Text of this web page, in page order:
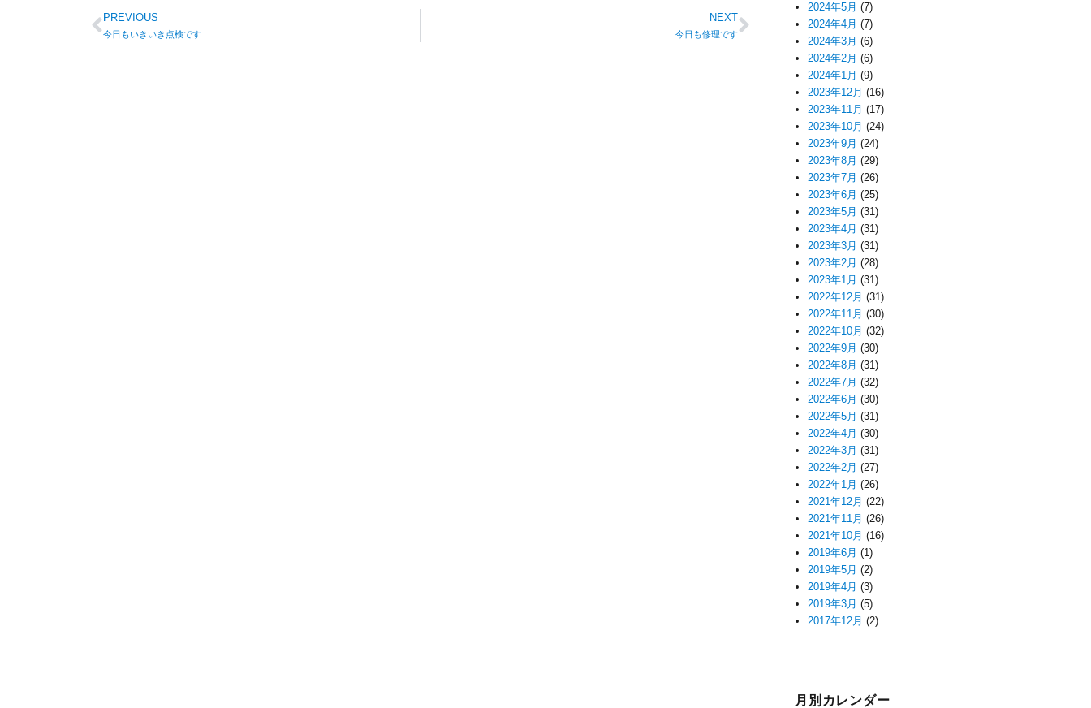
PREVIOUS
今日もいきいき点検です
NEXT
今日も修理です
2024年5月 (7)
2024年4月 (7)
2024年3月 (6)
2024年2月 (6)
2024年1月 (9)
2023年12月 (16)
2023年11月 (17)
2023年10月 (24)
2023年9月 (24)
2023年8月 (29)
2023年7月 (26)
2023年6月 (25)
2023年5月 (31)
2023年4月 (31)
2023年3月 (31)
2023年2月 (28)
2023年1月 (31)
2022年12月 (31)
2022年11月 (30)
2022年10月 (32)
2022年9月 (30)
2022年8月 (31)
2022年7月 (32)
2022年6月 (30)
2022年5月 (31)
2022年4月 (30)
2022年3月 (31)
2022年2月 (27)
2022年1月 (26)
2021年12月 (22)
2021年11月 (26)
2021年10月 (16)
2019年6月 (1)
2019年5月 (2)
2019年4月 (3)
2019年3月 (5)
2017年12月 (2)
月別カレンダー